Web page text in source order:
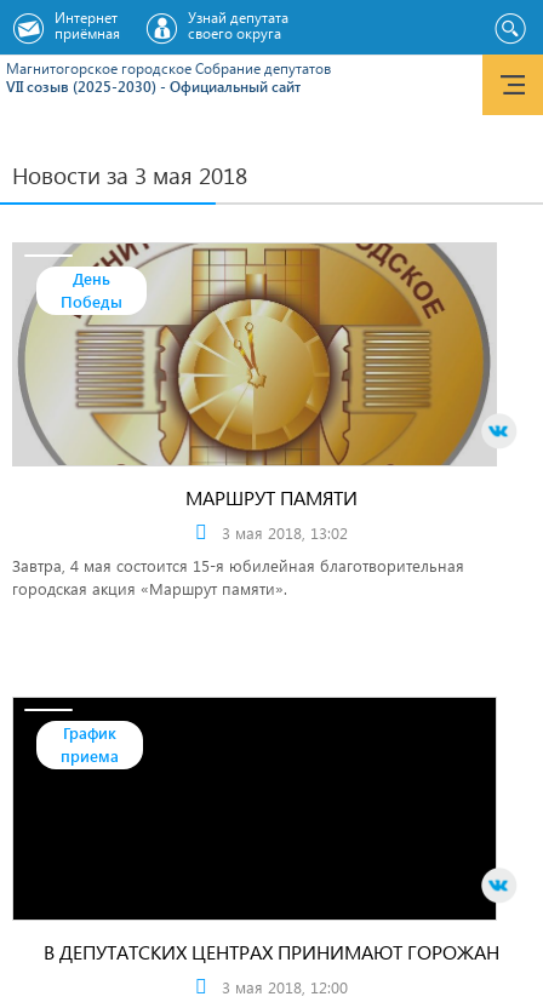
Магнитогорское городское Cобрание депутатов
VII созыв (2025-2030) - Официальный сайт
Интернет
приёмная
Узнай депутата
своего округа
Новости за 3 мая 2018
День
Победы
МАРШРУТ ПАМЯТИ
3 мая 2018, 13:02
Завтра, 4 мая состоится 15-я юбилейная благотворительная
городская акция «Маршрут памяти».
График
приема
В ДЕПУТАТСКИХ ЦЕНТРАХ ПРИНИМАЮТ ГОРОЖАН
3 мая 2018, 12:00